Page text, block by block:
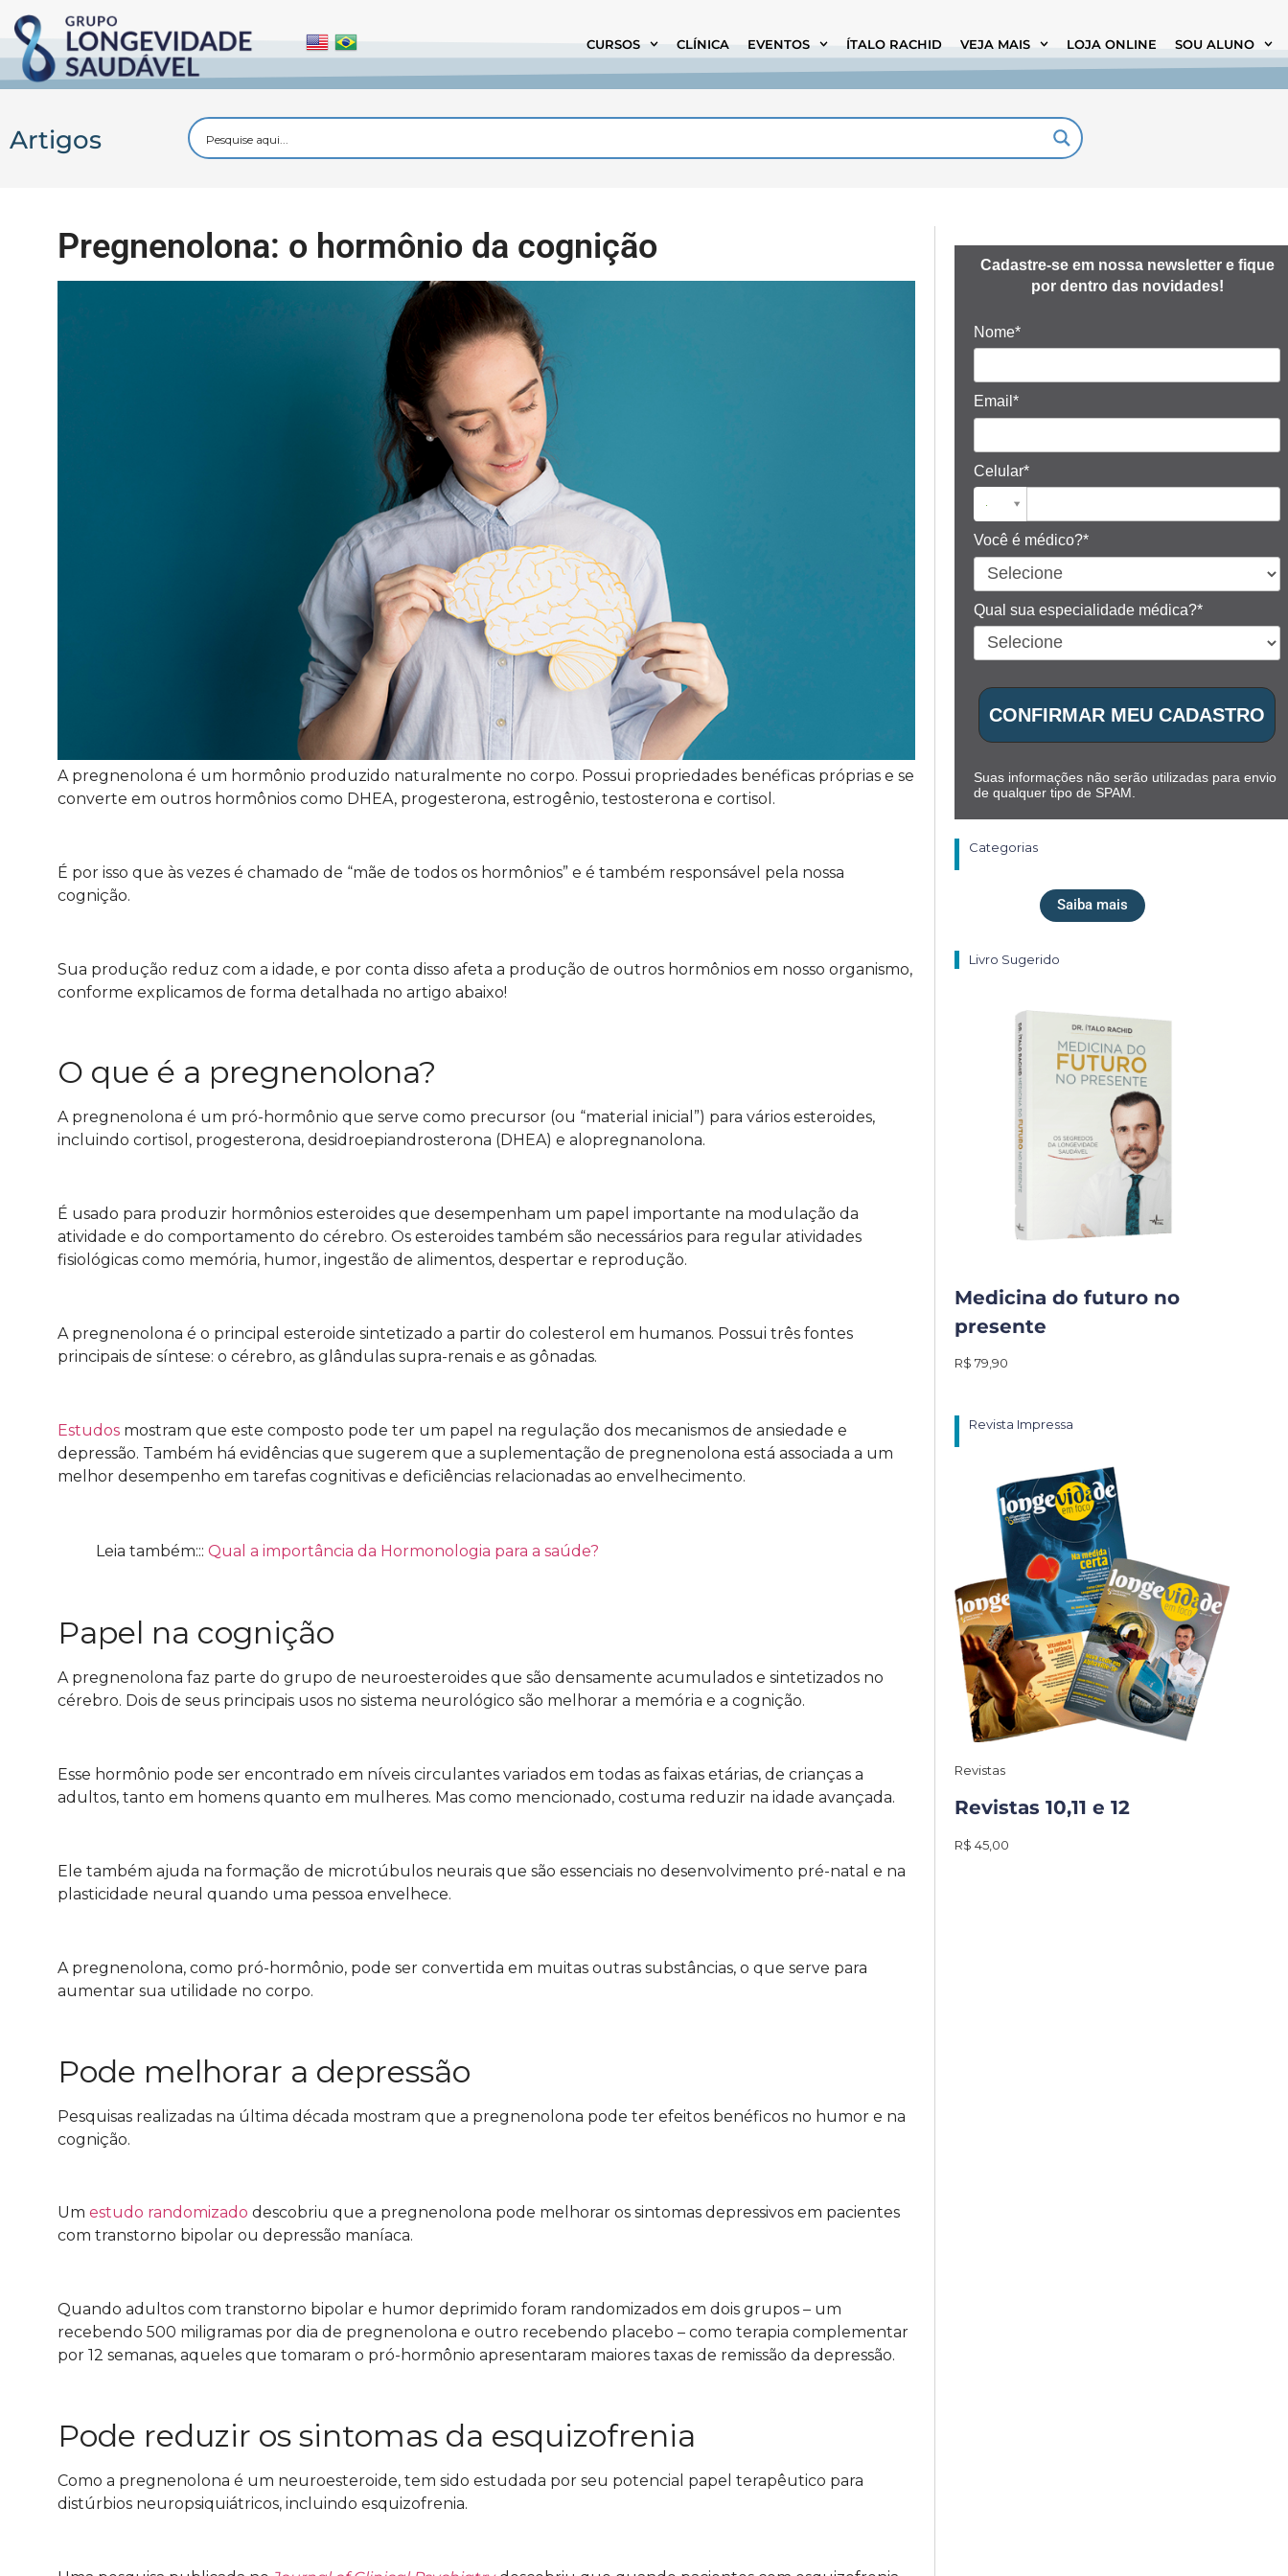
CURSOS CLÍNICA EVENTOS ÍTALO RACHID VEJA MAIS LOJA ONLINE SOU ALUNO
Artigos
Pregnenolona: o hormônio da cognição
A pregnenolona é um hormônio produzido naturalmente no corpo. Possui propriedades benéficas próprias e se
converte em outros hormônios como DHEA, progesterona, estrogênio, testosterona e cortisol.
É por isso que às vezes é chamado de “mãe de todos os hormônios” e é também responsável pela nossa
cognição.
Sua produção reduz com a idade, e por conta disso afeta a produção de outros hormônios em nosso organismo,
conforme explicamos de forma detalhada no artigo abaixo!
O que é a pregnenolona?
A pregnenolona é um pró-hormônio que serve como precursor (ou “material inicial”) para vários esteroides,
incluindo cortisol, progesterona, desidroepiandrosterona (DHEA) e alopregnanolona.
É usado para produzir hormônios esteroides que desempenham um papel importante na modulação da
atividade e do comportamento do cérebro. Os esteroides também são necessários para regular atividades
fisiológicas como memória, humor, ingestão de alimentos, despertar e reprodução.
A pregnenolona é o principal esteroide sintetizado a partir do colesterol em humanos. Possui três fontes
principais de síntese: o cérebro, as glândulas supra-renais e as gônadas.
Estudos mostram que este composto pode ter um papel na regulação dos mecanismos de ansiedade e
depressão. Também há evidências que sugerem que a suplementação de pregnenolona está associada a um
melhor desempenho em tarefas cognitivas e deficiências relacionadas ao envelhecimento.
Leia também::: Qual a importância da Hormonologia para a saúde?
Papel na cognição
A pregnenolona faz parte do grupo de neuroesteroides que são densamente acumulados e sintetizados no
cérebro. Dois de seus principais usos no sistema neurológico são melhorar a memória e a cognição.
Esse hormônio pode ser encontrado em níveis circulantes variados em todas as faixas etárias, de crianças a
adultos, tanto em homens quanto em mulheres. Mas como mencionado, costuma reduzir na idade avançada.
Ele também ajuda na formação de microtúbulos neurais que são essenciais no desenvolvimento pré-natal e na
plasticidade neural quando uma pessoa envelhece.
A pregnenolona, ​​como pró-hormônio, pode ser convertida em muitas outras substâncias, o que serve para
aumentar sua utilidade no corpo.
Pode melhorar a depressão
Pesquisas realizadas na última década mostram que a pregnenolona pode ter efeitos benéficos no humor e na
cognição.
Um estudo randomizado descobriu que a pregnenolona pode melhorar os sintomas depressivos em pacientes
com transtorno bipolar ou depressão maníaca.
Quando adultos com transtorno bipolar e humor deprimido foram randomizados em dois grupos – um
recebendo 500 miligramas por dia de pregnenolona e outro recebendo placebo – como terapia complementar
por 12 semanas, aqueles que tomaram o pró-hormônio apresentaram maiores taxas de remissão da depressão.
Pode reduzir os sintomas da esquizofrenia
Como a pregnenolona é um neuroesteroide, tem sido estudada por seu potencial papel terapêutico para
distúrbios neuropsiquiátricos, incluindo esquizofrenia.
Cadastre-se em nossa newsletter e fique
por dentro das novidades!
Nome*
Email*
Celular*
Você é médico?*
Qual sua especialidade médica?*
CONFIRMAR MEU CADASTRO
Suas informações não serão utilizadas para envio
de qualquer tipo de SPAM.
Categorias
Saiba mais
Livro Sugerido
Medicina do futuro no
presente
R$ 79,90
Revista Impressa
Revistas
Revistas 10,11 e 12
R$ 45,00